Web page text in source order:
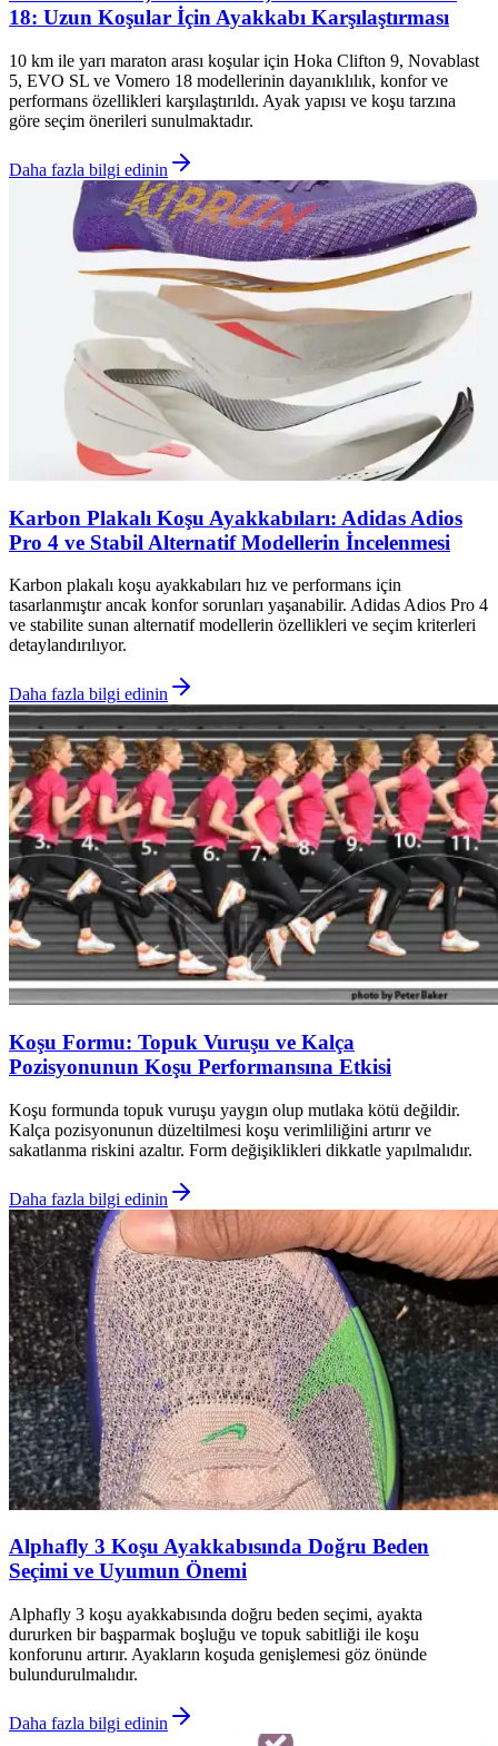
18: Uzun Koşular İçin Ayakkabı Karşılaştırması
10 km ile yarı maraton arası koşular için Hoka Clifton 9, Novablast
5, EVO SL ve Vomero 18 modellerinin dayanıklılık, konfor ve
performans özellikleri karşılaştırıldı. Ayak yapısı ve koşu tarzına
göre seçim önerileri sunulmaktadır.
Daha fazla bilgi edinin
Karbon Plakalı Koşu Ayakkabıları: Adidas Adios
Pro 4 ve Stabil Alternatif Modellerin İncelenmesi
Karbon plakalı koşu ayakkabıları hız ve performans için
tasarlanmıştır ancak konfor sorunları yaşanabilir. Adidas Adios Pro 4
ve stabilite sunan alternatif modellerin özellikleri ve seçim kriterleri
detaylandırılıyor.
Daha fazla bilgi edinin
Koşu Formu: Topuk Vuruşu ve Kalça
Pozisyonunun Koşu Performansına Etkisi
Koşu formunda topuk vuruşu yaygın olup mutlaka kötü değildir.
Kalça pozisyonunun düzeltilmesi koşu verimliliğini artırır ve
sakatlanma riskini azaltır. Form değişiklikleri dikkatle yapılmalıdır.
Daha fazla bilgi edinin
Alphafly 3 Koşu Ayakkabısında Doğru Beden
Seçimi ve Uyumun Önemi
Alphafly 3 koşu ayakkabısında doğru beden seçimi, ayakta
dururken bir başparmak boşluğu ve topuk sabitliği ile koşu
konforunu artırır. Ayakların koşuda genişlemesi göz önünde
bulundurulmalıdır.
Daha fazla bilgi edinin